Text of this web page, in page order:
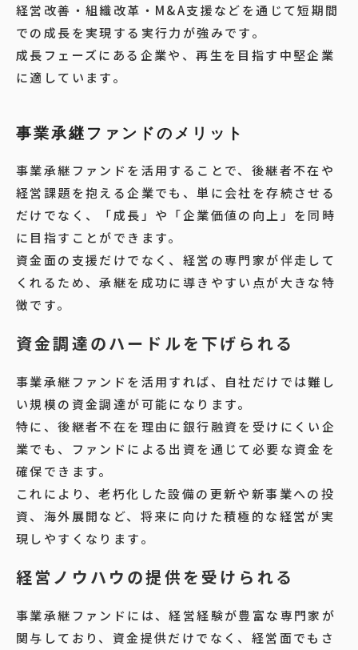
経営改善・組織改革・M&A支援などを通じて短期間
での成長を実現する実行力が強みです。
成長フェーズにある企業や、再生を目指す中堅企業
に適しています。
事業承継ファンドのメリット
事業承継ファンドを活用することで、後継者不在や
経営課題を抱える企業でも、単に会社を存続させる
だけでなく、「成長」や「企業価値の向上」を同時
に目指すことができます。
資金面の支援だけでなく、経営の専門家が伴走して
くれるため、承継を成功に導きやすい点が大きな特
徴です。
資金調達のハードルを下げられる
事業承継ファンドを活用すれば、自社だけでは難し
い規模の資金調達が可能になります。
特に、後継者不在を理由に銀行融資を受けにくい企
業でも、ファンドによる出資を通じて必要な資金を
確保できます。
これにより、老朽化した設備の更新や新事業への投
資、海外展開など、将来に向けた積極的な経営が実
現しやすくなります。
経営ノウハウの提供を受けられる
事業承継ファンドには、経営経験が豊富な専門家が
関与しており、資金提供だけでなく、経営面でもさ